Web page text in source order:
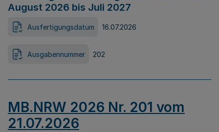
August 2026 bis Juli 2027
Ausfertigungsdatum 16.07.2026
Ausgabennummer 202
MB.NRW 2026 Nr. 201 vom
21.07.2026